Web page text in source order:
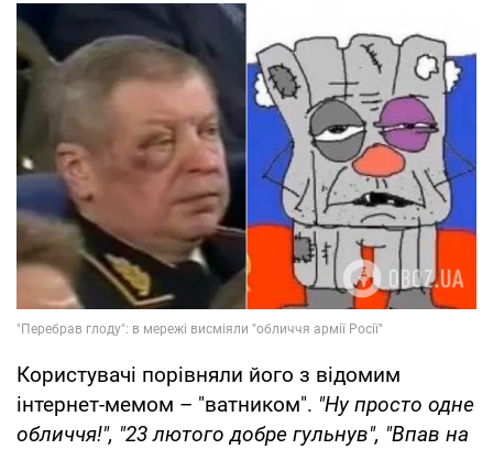
Користувачі порівняли його з відомим
інтернет-мемом – "ватником". "Ну просто одне
обличчя!", "23 лютого добре гульнув", "Впав на